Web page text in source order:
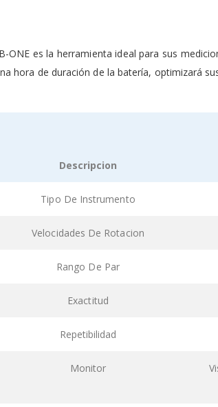
ONE es la herramienta ideal para sus
hora de duración de la batería, optimizará
Descripcion
Tipo De Instrumento
Velocidades De Rotacion
Rango De Par
Exactitud
Repetibilidad
Monitor